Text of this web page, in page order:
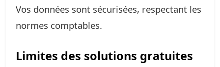
Vos données sont sécurisées, respectant les
normes comptables.
Limites des solutions gratuites